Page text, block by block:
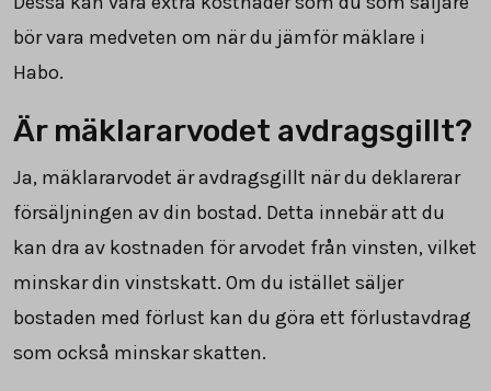
bör vara medveten om när du jämför mäklare i
Habo.
Är mäklararvodet avdragsgillt?
Ja, mäklararvodet är avdragsgillt när du deklarerar
försäljningen av din bostad. Detta innebär att du
kan dra av kostnaden för arvodet från vinsten, vilket
minskar din vinstskatt. Om du istället säljer
bostaden med förlust kan du göra ett förlustavdrag
som också minskar skatten.